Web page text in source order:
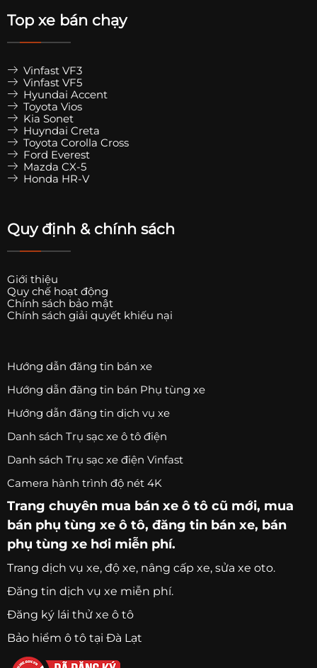
Top xe bán chạy
Vinfast VF3
Vinfast VF5
Hyundai Accent
Toyota Vios
Kia Sonet
Huyndai Creta
Toyota Corolla Cross
Ford Everest
Mazda CX-5
Honda HR-V
Quy định & chính sách
Giới thiệu
Quy chế hoạt động
Chính sách bảo mật
Chính sách giải quyết khiếu nại
Hướng dẫn đăng tin bán xe
Hướng dẫn đăng tin bán Phụ tùng xe
Hướng dẫn đăng tin dịch vụ xe
Danh sách Trụ sạc xe ô tô điện
Danh sách Trụ sạc xe điện Vinfast
Camera hành trình độ nét 4K
Trang chuyên mua bán xe ô tô cũ mới, mua
bán phụ tùng xe ô tô, đăng tin bán xe, bán
phụ tùng xe hơi miễn phí.
Trang dịch vụ xe, độ xe, nâng cấp xe, sửa xe oto.
Đăng tin dịch vụ xe miễn phí.
Đăng ký lái thử xe ô tô
Bảo hiểm ô tô tại Đà Lạt